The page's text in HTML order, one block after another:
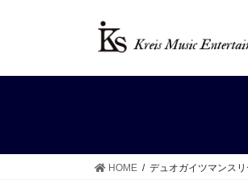
HOME デュオガイツマンス